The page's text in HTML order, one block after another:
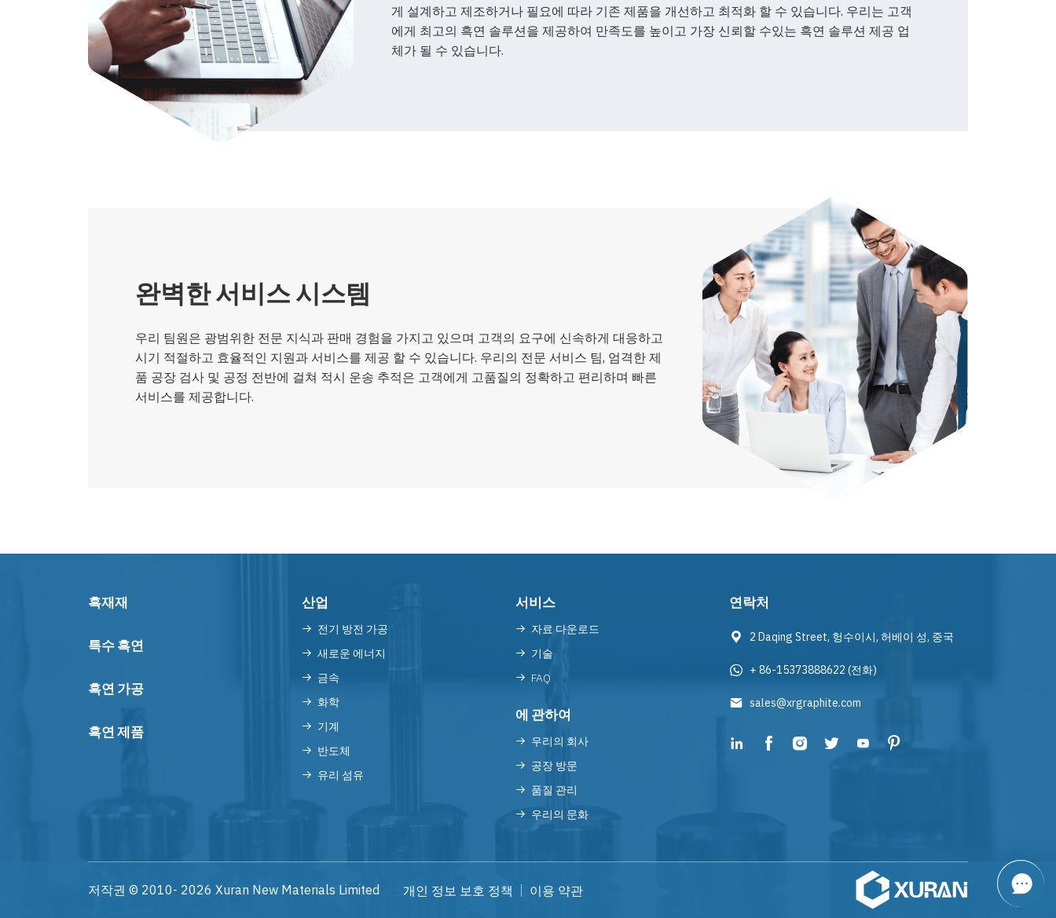
게 설계하고 제조하거나 필요에 따라 기존 제품을 개선하고 최적화 할 수 있습니다. 우리는 고객
에게 최고의 흑연 솔루션을 제공하여 만족도를 높이고 가장 신뢰할 수있는 흑연 솔루션 제공 업
체가 될 수 있습니다.
완벽한 서비스 시스템
우리 팀원은 광범위한 전문 지식과 판매 경험을 가지고 있으며 고객의 요구에 신속하게 대응하고
시기 적절하고 효율적인 지원과 서비스를 제공 할 수 있습니다. 우리의 전문 서비스 팀, 엄격한 제
품 공장 검사 및 공정 전반에 걸쳐 적시 운송 추적은 고객에게 고품질의 정확하고 편리하며 빠른
서비스를 제공합니다.
흑재재
특수 흑연
흑연 가공
흑연 제품
산업
전기 방전 가공
새로운 에너지
금속
화학
기계
반도체
유리 섬유
서비스
자료 다운로드
기술
FAQ
에 관하여
우리의 회사
공장 방문
품질 관리
우리의 문화
연락처
2 Daqing Street, 헝수이시, 허베이 성, 중국
+ 86-15373888622 (전화)
sales@xrgraphite.com
저작권 © 2010- 2026 Xuran New Materials Limited 개인 정보 보호 정책 이용 약관